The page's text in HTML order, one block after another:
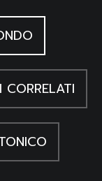
CG 4001-4740
2004
CORRELATI